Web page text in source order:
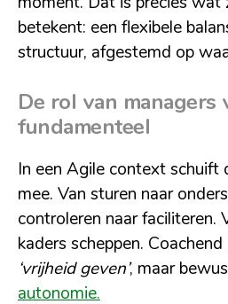
betekent: een flexibele
structuur, afgestemd op
De rol van managers
fundamenteel
In een Agile context schuift
mee. Van sturen naar
controleren naar faciliteren.
kaders scheppen.
‘vrijheid geven’, maar
autonomie.